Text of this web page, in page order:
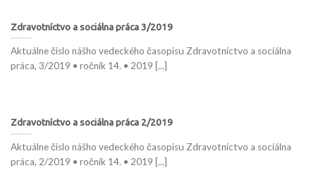
Zdravotníctvo a sociálna práca 3/2019
Aktuálne číslo nášho vedeckého časopisu Zdravotníctvo a sociálna
práca, 3/2019 • ročník 14. • 2019 [...]
Zdravotníctvo a sociálna práca 2/2019
Aktuálne číslo nášho vedeckého časopisu Zdravotníctvo a sociálna
práca, 2/2019 • ročník 14. • 2019 [...]